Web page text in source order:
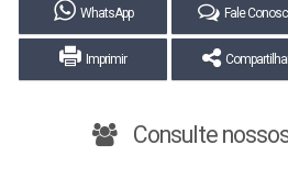
WhatsApp Fale
Imprimir
Consulte